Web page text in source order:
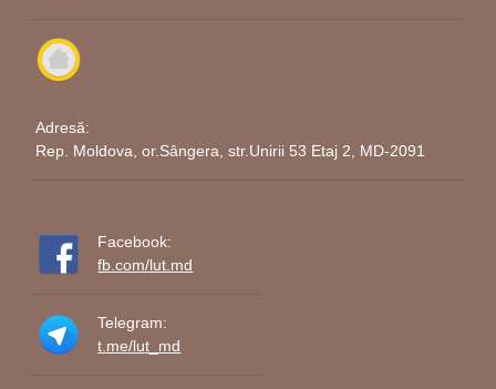
un univers plin de magie și bucurie. Este o
spiritul sărbătorilor de iarnă și de a crea amintiri
durabile.
de mesteacan devine o poveste pe care o vei
festivale. Dăruiește magie casei tale și transformă
fiecare colț într-un spațiu plin de farmec și căldură.
Adresă:
Rep. Moldova, or.Sângera, str.Unirii 53 Etaj 2, MD-2091
Facebook:
fb.com/lut.md
Telegram:
t.me/lut_md